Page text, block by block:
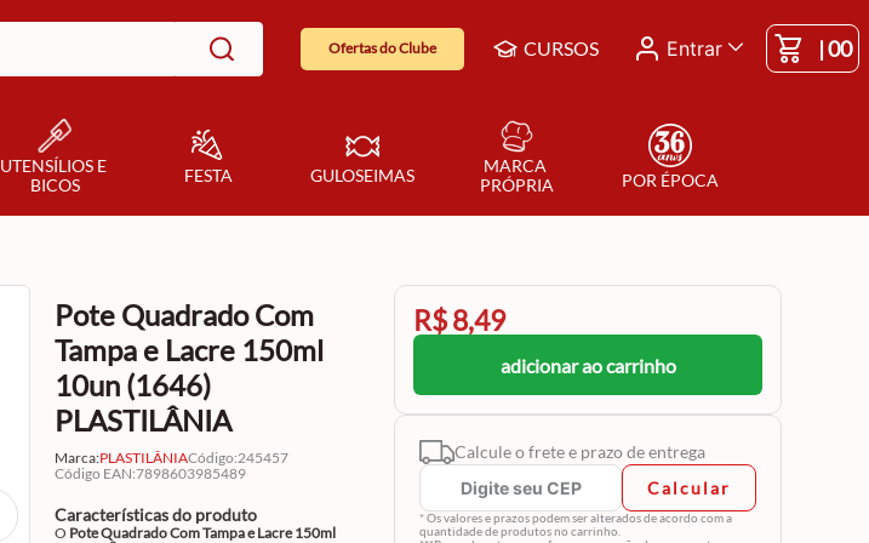
Ofertas do Clube CURSOS Entrar |00
UTENSÍLIOS E
BICOS
FESTA GULOSEIMAS
MARCA
PRÓPRIA
POR ÉPOCA
Pote Quadrado Com
Tampa e Lacre 150ml
10un (1646)
PLASTILÂNIA
Marca:PLASTILÂNIACódigo:245457
Código EAN:7898603985489
Características do produto
O Pote Quadrado Com Tampa e Lacre 150ml
R$ 8,49
adicionar ao carrinho
Calcule o frete e prazo de entrega
Calcular
* Os valores e prazos podem ser alterados de acordo com a
quantidade de produtos no carrinho.